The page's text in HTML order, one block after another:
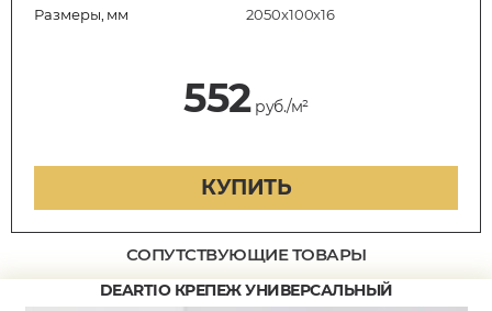
Размеры, мм
2050x100x16
552руб./м²
КУПИТЬ
СОПУТСТВУЮЩИЕ ТОВАРЫ
DEARTIO КРЕПЕЖ УНИВЕРСАЛЬНЫЙ